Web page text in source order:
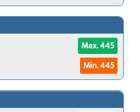
Max. 445
Min. 445